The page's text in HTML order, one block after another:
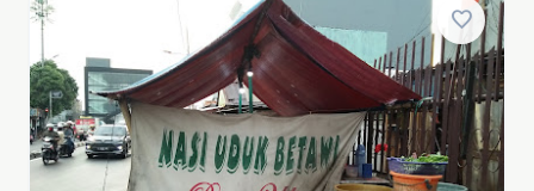
favorite